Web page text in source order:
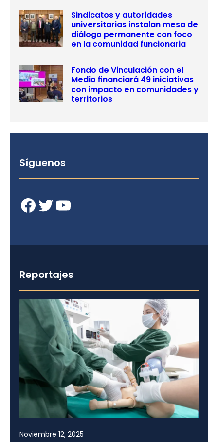
Sindicatos y autoridades
universitarias instalan mesa de
diálogo permanente con foco
en la comunidad funcionaria
Fondo de Vinculación con el
Medio financiará 49 iniciativas
con impacto en comunidades y
territorios
Síguenos
Facebook Twitter YouTube
Reportajes
Noviembre 12, 2025